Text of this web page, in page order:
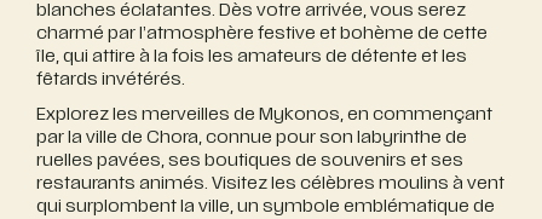
blanches éclatantes. Dès votre arrivée, vous serez
charmé par l’atmosphère festive et bohème de cette
île, qui attire à la fois les amateurs de détente et les
fêtards invétérés.
Explorez les merveilles de Mykonos, en commençant
par la ville de Chora, connue pour son labyrinthe de
ruelles pavées, ses boutiques de souvenirs et ses
restaurants animés. Visitez les célèbres moulins à vent
qui surplombent la ville, un symbole emblématique de